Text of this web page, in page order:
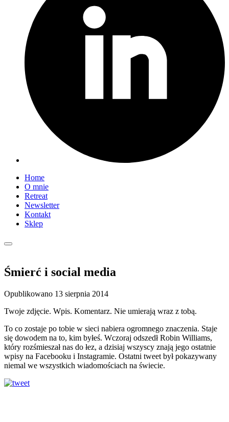
Home
O mnie
Retreat
Newsletter
Kontakt
Sklep
Śmierć i social media
Opublikowano 13 sierpnia 2014
Twoje zdjęcie. Wpis. Komentarz. Nie umierają wraz z tobą.
To co zostaje po tobie w sieci nabiera ogromnego znaczenia. Staje
się dowodem na to, kim byłeś. Wczoraj odszedł Robin Williams,
który rozśmieszał nas do łez, a dzisiaj wszyscy znają jego ostatnie
wpisy na Facebooku i Instagramie. Ostatni tweet był pokazywany
niemal we wszystkich wiadomościach na świecie.